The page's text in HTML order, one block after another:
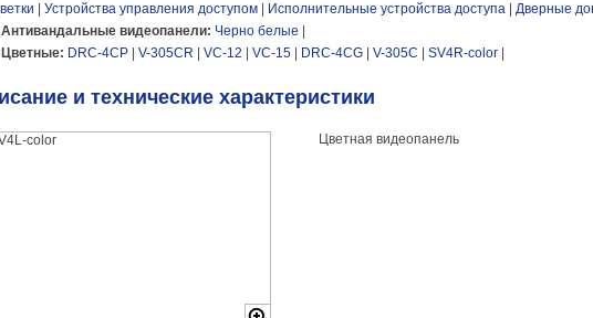
Устройства управления доступом Исполнительные устройства доступа Дверные
видеопанели: Черно белые
DRC-4CP V-305CR VC-12 VC-15 DRC-4CG V-305C SV4R-color
и технические характеристики
Цветная видеопанель